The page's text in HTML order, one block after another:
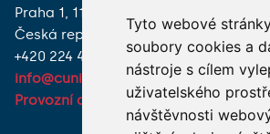
Tyto webové
soubory cookies a
nástroje s cílem
uživatelského
návštěvnosti
Praha 1, 116 36
Česká republika
+420 224 491 850
info@cuni.cz
Provozní doba a kontakty